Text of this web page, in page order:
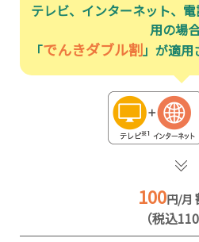
テレビ、インターネット、
用の場合
「でんきダブル割」が適用
100円/月
（税込